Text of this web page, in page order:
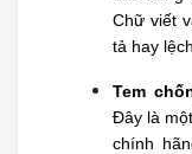
Chữ viết
tả hay
Tem
Đây là
chính